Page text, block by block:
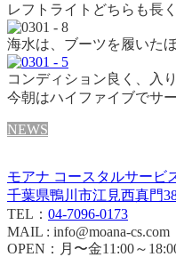
レフトライトどちらも長
海水は、ブーツを履いた
コンディション良く、入
今朝はハイファイブでサー
NEWS
モアナ コースタルサービ
千葉県鴨川市江見西真門
TEL： 04-7096-0173
MAIL : info@moana-cs.com
OPEN：月〜金11:00～